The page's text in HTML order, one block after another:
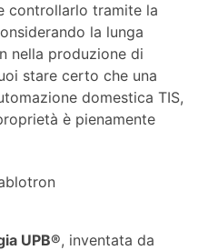
controllarlo tramite la
la lunga
nella produzione di
stare certo che una
domestica TIS,
è pienamente
UPB®, inventata da